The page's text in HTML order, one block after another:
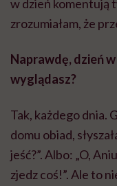
w dzień komentują
zrozumiałam, że
Naprawdę, dzień w
wyglądasz?
Tak, każdego dnia.
domu obiad,
jeść?”. Albo: „O,
zjedz coś!”. Ale to